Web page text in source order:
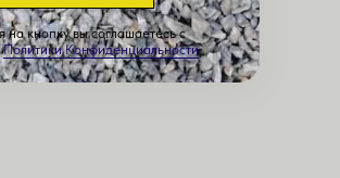
кнопку вы соглашаетесь с
Политики Конфиденциальности